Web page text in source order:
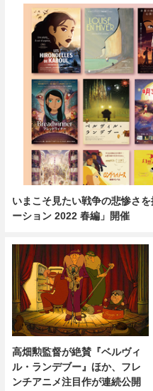
いまこそ見たい戦争の悲惨さ
ーション 2022 春編」開催
高畑勲監督が絶賛『ベルヴィ
ル・ランデブー』ほか、フレ
ンチアニメ注目作が連続公開